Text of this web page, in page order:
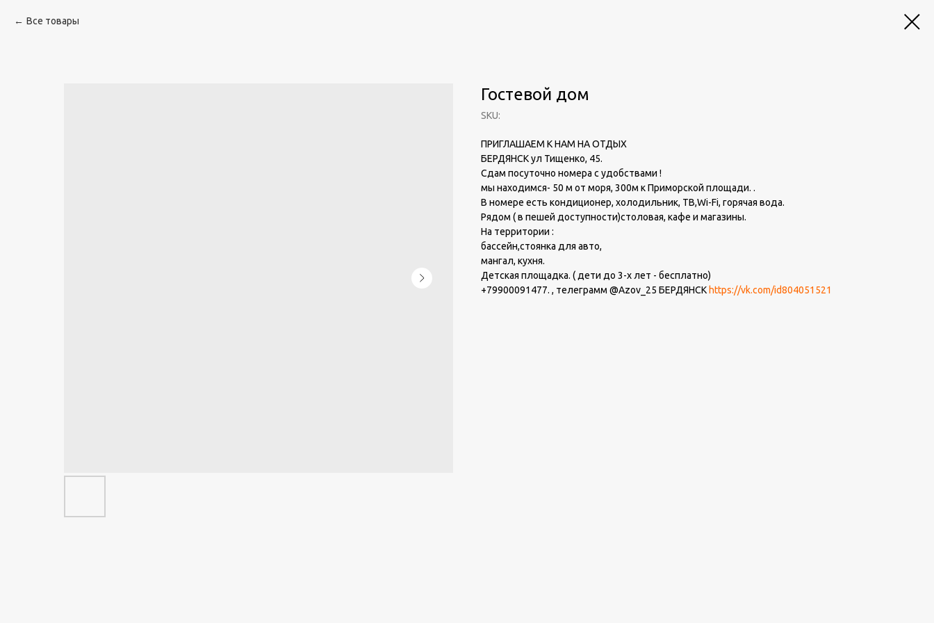
Все товары
Гостевой дом
SKU:
ПРИГЛАШАЕМ К НАМ НА ОТДЫХ
БЕРДЯНСК ул Тищенко, 45.
Сдам посуточно номера с удобствами !
мы находимся- 50 м от моря, 300м к Приморской площади. .
В номере есть кондиционер, холодильник, ТВ,Wi-Fi, горячая вода.
Рядом ( в пешей доступности)столовая, кафе и магазины.
На территории :
бассейн,стоянка для авто,
мангал, кухня.
Детская площадка. ( дети до 3-х лет - бесплатно)
+79900091477. , телеграмм @Azov_25 БЕРДЯНСК https://vk.com/id804051521